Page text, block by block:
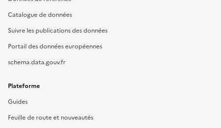
Catalogue de données
Suivre les publications des données
Portail des données européennes
schema.data.gouv.fr
Plateforme
Guides
Feuille de route et nouveautés